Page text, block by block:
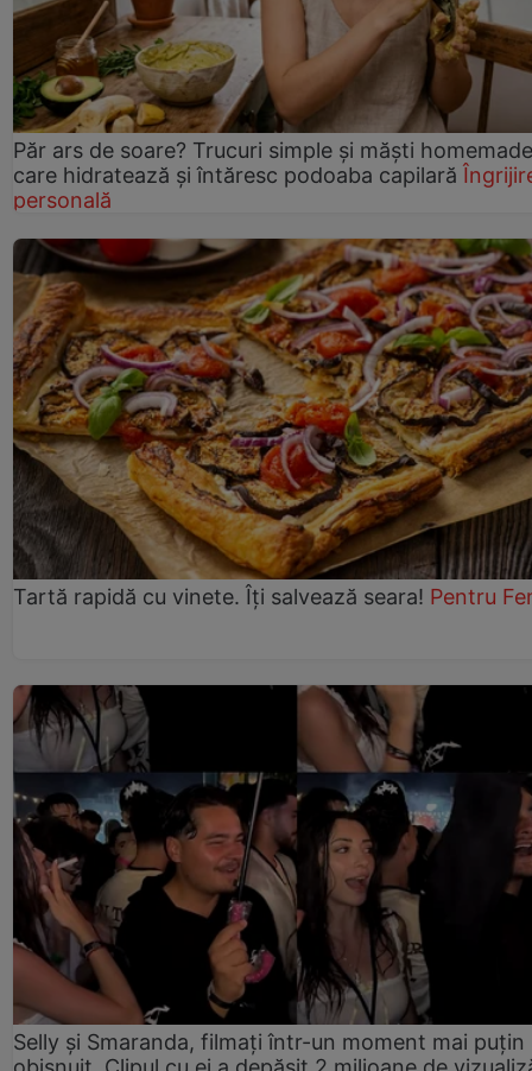
Păr ars de soare? Trucuri simple și măști homemade
care hidratează și întăresc podoaba capilară
personală
Tartă rapidă cu vinete. Îți salvează seara! Pentru
Selly și Smaranda, filmați într-un moment mai puțin